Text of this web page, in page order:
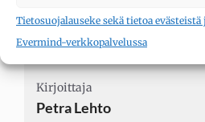
Tietosuojalauseke sekä tietoa
Evermind-verkkopalvelussa
Kirjoittaja
Kirjoittaja
Kirjoittaja
Petra Lehto